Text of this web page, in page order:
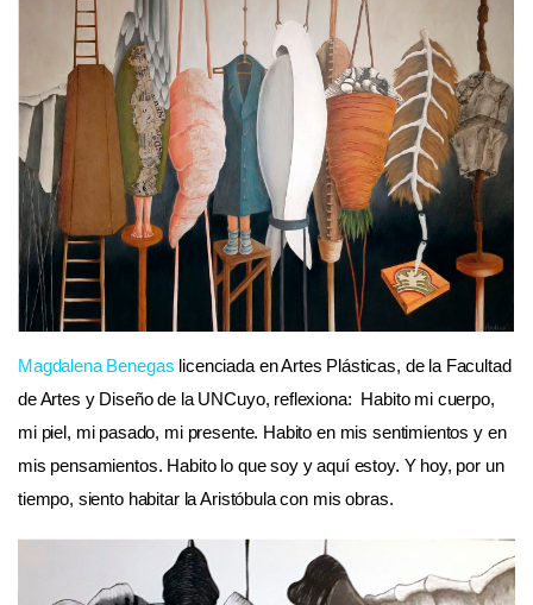
Magdalena Benegas licenciada en Artes Plásticas, de la Facultad
de Artes y Diseño de la UNCuyo, reflexiona: Habito mi cuerpo,
mi piel, mi pasado, mi presente. Habito en mis sentimientos y en
mis pensamientos. Habito lo que soy y aquí estoy. Y hoy, por un
tiempo, siento habitar la Aristóbula con mis obras.